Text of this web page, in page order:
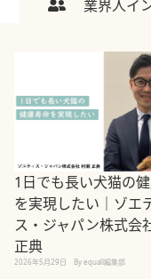
業界人イン
1日でも長い犬猫の
を実現したい｜ゾエ
ス・ジャパン株式会
正典
2026年5月29日 By equall編集部